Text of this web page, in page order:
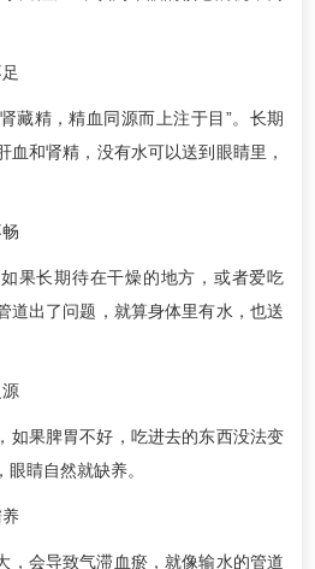
藏精，精血同源而上注于目”。长期
血和肾精，没有水可以送到眼睛里，
果长期待在干燥的地方，或者爱吃
道出了问题，就算身体里有水，也送
如果脾胃不好，吃进去的东西没法变
睛自然就缺养。
，会导致气滞血瘀，就像输水的管道